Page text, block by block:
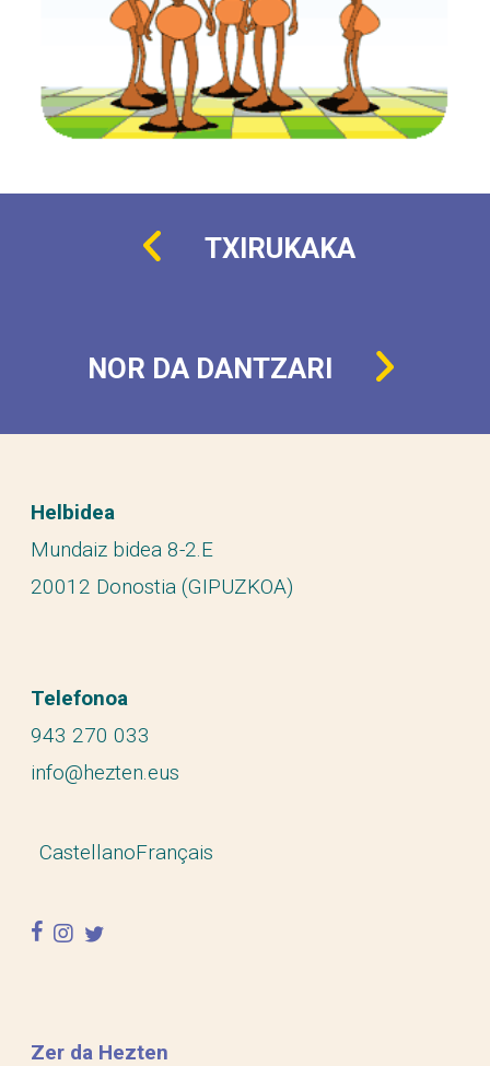
TXIRUKAKA
NOR DA DANTZARI
Helbidea
Mundaiz bidea 8-2.E
20012 Donostia (GIPUZKOA)
Telefonoa
943 270 033
info@hezten.eus
CastellanoFrançais
facebook
instagram
twitter
Zer da Hezten